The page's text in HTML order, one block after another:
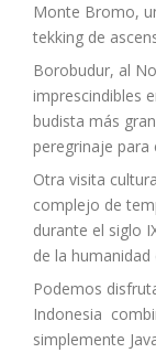
Monte Bromo,
tekking de
Borobudur, al
imprescindibles
budista más
peregrinaje para
Otra visita
complejo de
durante el siglo
de la humanidad
Podemos
Indonesia
simplemente